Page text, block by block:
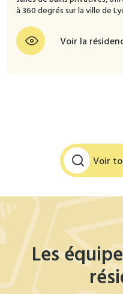
à 360 degrés sur la ville de
Voir la
Voir
Les